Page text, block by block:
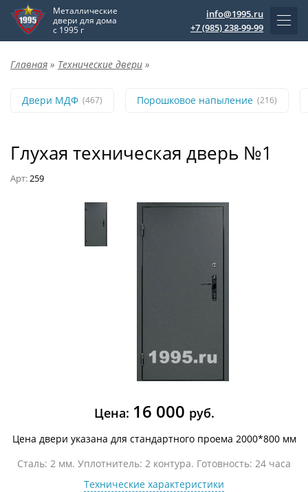
Металлические
двери для дома
с 1995 г
info@1995.ru
+7 (985) 238-99-99
Главная » Технические двери »
Двери МДФ (467) Порошковое напыление (216)
Глухая техническая дверь №1
Арт:259
Цена: 16 000 руб.
Цена двери указана для стандартного проема 2000*800 мм
Сталь: 2 мм. Уплотнитель: 2 контура. Готовность: 24 часа
Технические характеристики